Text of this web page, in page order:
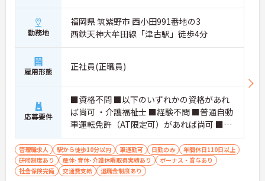
勤務地
福岡県 筑紫野市 西小田991番地の3
西鉄天神大牟田線「津古駅」徒歩4分
雇用形態 正社員(正職員)
応募要件
■資格不問 ■以下のいずれかの資格があれ
ば尚可 ・介護福祉士 ■経験不問 ■普通自動
車運転免許（AT限定可）があれば尚可 ■W
ordやExcelが使用できる程度のPCスキル ※
WordやExcelを使用して一般的な文書や集
計表等の作成業務があります
管理職求人 駅から徒歩10分以内 車通勤可 日勤のみ
年間休日110日以上
研修制度あり
産休･育休･介護休暇取得実績あり
ボーナス・賞与あり
社会保険完備
交通費支給 退職金制度あり